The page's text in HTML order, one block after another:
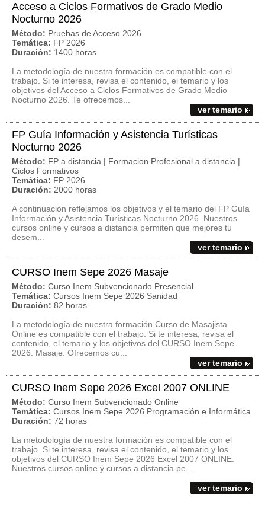
Acceso a Ciclos Formativos de Grado Medio
Nocturno 2026
Método: Pruebas de Acceso 2026
Temática: FP 2026
Duración: 1400 horas
La metodología de nuestra formación es compatible con el
trabajo. Si te interesa, revisa el contenido, el temario y los
objetivos del Acceso a Ciclos Formativos de Grado Medio
Nocturno 2026. Te ofrecemos...
ver temario
FP Guía Información y Asistencia Turísticas
Nocturno 2026
Método: FP a distancia | Formacion Profesional a distancia |
Ciclos Formativos
Temática: FP 2026
Duración: 2000 horas
A continuación reflejamos los objetivos y el temario del FP Guía
Información y Asistencia Turísticas Nocturno 2026. Nuestros
cursos online y cursos a distancia permiten que mejores tu
desem...
ver temario
CURSO Inem Sepe 2026 Masaje
Método: Curso Inem Subvencionado Presencial
Temática: Cursos Inem Sepe 2026 Sanidad
Duración: 82 horas
La metodología de nuestra formación Curso de Masajista
Online es compatible con el trabajo. Si te interesa, revisa el
contenido, el temario y los objetivos del CURSO Inem Sepe
2026: Masaje. Ofrecemos cu...
ver temario
CURSO Inem Sepe 2026 Excel 2007 ONLINE
Método: Curso Inem Subvencionado Online
Temática: Cursos Inem Sepe 2026 Programación e Informática
Duración: 72 horas
La metodología de nuestra formación es compatible con el
trabajo. Si te interesa, revisa el contenido, el temario y los
objetivos del CURSO Inem Sepe 2026 Excel 2007 ONLINE.
Nuestros cursos online y cursos a distancia pe...
ver temario